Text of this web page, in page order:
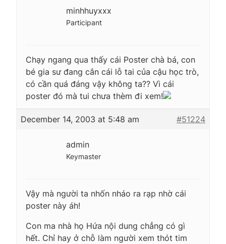
minhhuyxxx
Participant
Chạy ngang qua thấy cái Poster chà bá, con
bé gia sư đang cắn cái lỗ tai của cậu học trò,
có cần quá đáng vậy không ta?? Vì cái
poster đó mà tui chưa thèm đi xem!
December 14, 2003 at 5:48 am #51224
admin
Keymaster
Vậy mà người ta nhốn nháo ra rạp nhờ cái
poster này áh!
Con ma nhà họ Hứa nội dung chẳng có gì
hết. Chỉ hay ở chỗ làm người xem thót tim